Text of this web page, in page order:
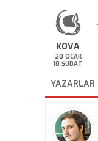
KOVA
20 OCAK
18 ŞUBAT
YAZARLAR